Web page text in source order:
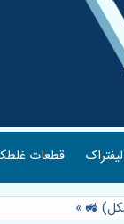
قطعات
🚜
»